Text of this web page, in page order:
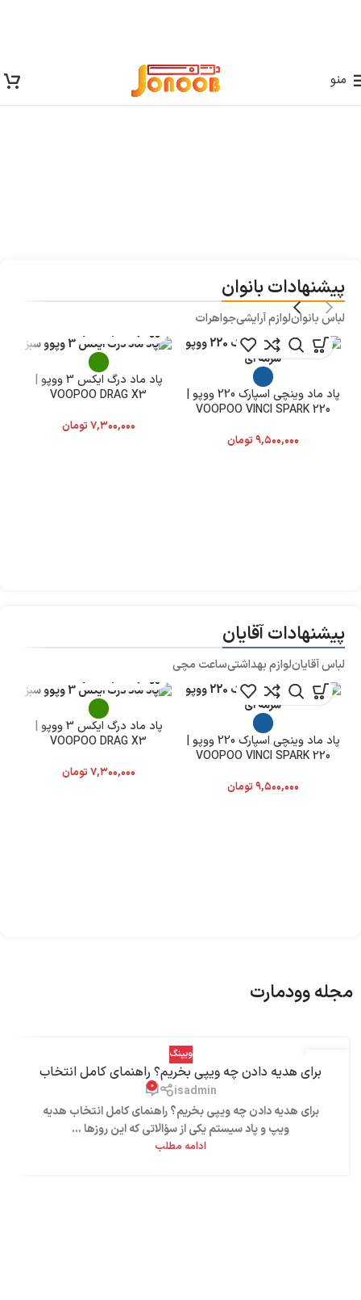
منو
پیشنهادات بانوان
لباس بانوانلوازم آرایشیجواهرات
پاد ماد وینچی اسپارک 220 ووپو |
VOOPOO VINCI SPARK 220
۹,۵۰۰,۰۰۰ تومان
پاد ماد درگ ایکس 3 ووپو |
VOOPOO DRAG X3
۷,۳۰۰,۰۰۰ تومان
پیشنهادات آقایان
لباس آقایانلوازم بهداشتیساعت مچی
پاد ماد وینچی اسپارک 220 ووپو |
VOOPOO VINCI SPARK 220
۹,۵۰۰,۰۰۰ تومان
پاد ماد درگ ایکس 3 ووپو |
VOOPOO DRAG X3
۷,۳۰۰,۰۰۰ تومان
مجله وودمارت
14
مرداد
ویپنگ
برای هدیه دادن چه ویپی بخریم؟ راهنمای کامل انتخاب
isadmin
0
برای هدیه دادن چه ویپی بخریم؟ راهنمای کامل انتخاب هدیه
ویپ و پاد سیستم یکی از سؤالاتی که این روزها ...
ادامه مطلب